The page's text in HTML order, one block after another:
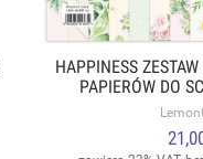
HAPPINESS
PAPIERÓW DO
30X30CM -